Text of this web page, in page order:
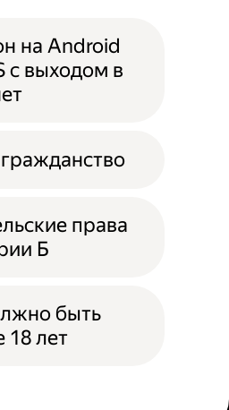
на Android
с выходом в
права
Б
быть
18 лет